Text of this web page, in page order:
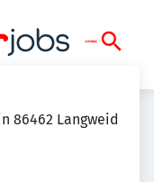
86462 Langweid